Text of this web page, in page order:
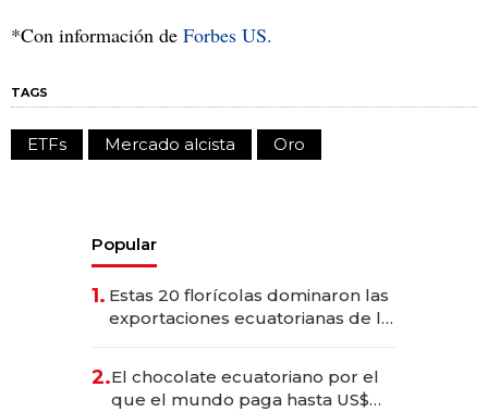
*Con información de Forbes US.
TAGS
ETFs Mercado alcista Oro
Popular
1. Estas 20 florícolas dominaron las
exportaciones ecuatorianas de la
2.El chocolate ecuatoriano por el
que el mundo paga hasta US$